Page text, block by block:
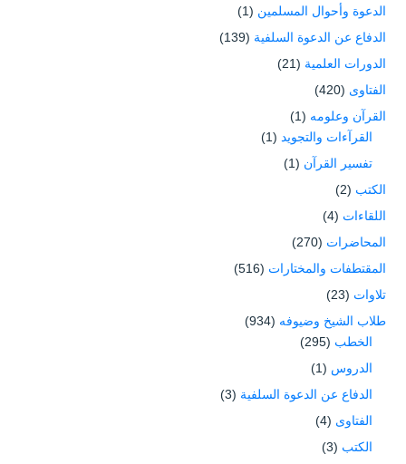
الدعوة وأحوال المسلمين (1)
الدفاع عن الدعوة السلفية (139)
الدورات العلمية (21)
الفتاوى (420)
القرآن وعلومه (1)
القرآءات والتجويد (1)
تفسير القرآن (1)
الكتب (2)
اللقاءات (4)
المحاضرات (270)
المقتطفات والمختارات (516)
تلاوات (23)
طلاب الشيخ وضيوفه (934)
الخطب (295)
الدروس (1)
الدفاع عن الدعوة السلفية (3)
الفتاوى (4)
الكتب (3)